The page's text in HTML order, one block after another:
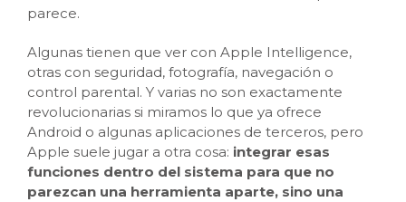
parece.
Algunas tienen que ver con Apple Intelligence,
otras con seguridad, fotografía, navegación o
control parental. Y varias no son exactamente
revolucionarias si miramos lo que ya ofrece
Android o algunas aplicaciones de terceros, pero
Apple suele jugar a otra cosa: integrar esas
funciones dentro del sistema para que no
parezcan una herramienta aparte, sino una